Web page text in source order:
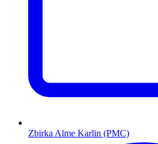
Zbirka Alme Karlin (PMC)